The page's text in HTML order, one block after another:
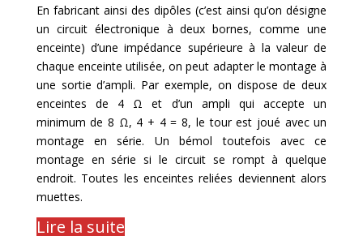
En fabricant ainsi des dipôles (c’est ainsi qu’on désigne
un circuit électronique à deux bornes, comme une
enceinte) d’une impédance supérieure à la valeur de
chaque enceinte utilisée, on peut adapter le montage à
une sortie d’ampli. Par exemple, on dispose de deux
enceintes de 4 Ω et d’un ampli qui accepte un
minimum de 8 Ω, 4 + 4 = 8, le tour est joué avec un
montage en série. Un bémol toutefois avec ce
montage en série si le circuit se rompt à quelque
endroit. Toutes les enceintes reliées deviennent alors
muettes.
Lire la suite